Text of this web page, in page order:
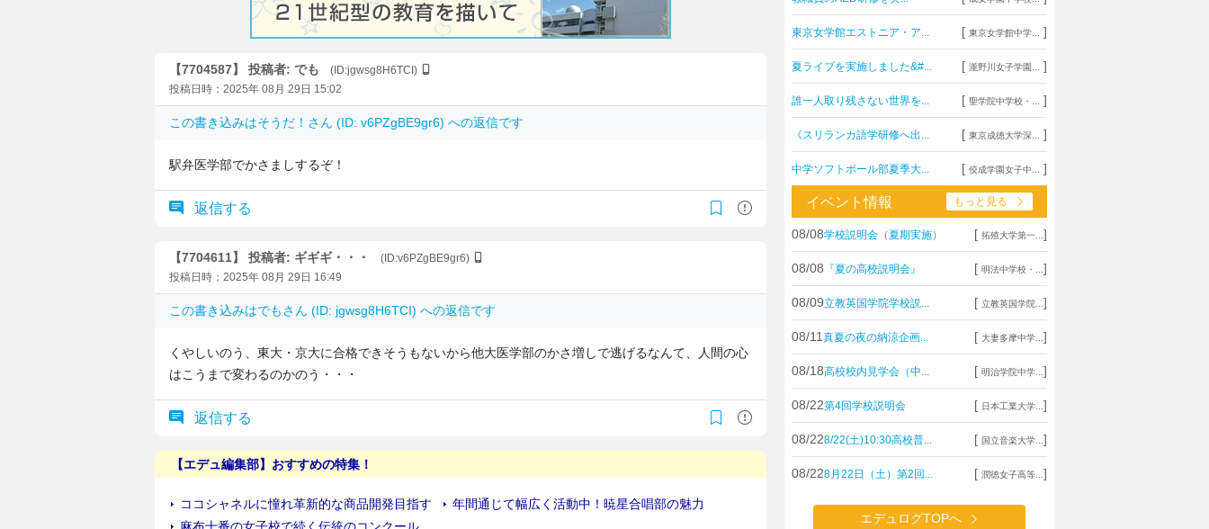
【7704587】 投稿者: でも
(ID:jgwsg8H6TCI)
投稿日時：2025年 08月 29日 15:02
この書き込みはそうだ！ さん (ID: v6PZgBE9gr6) への返信です
駅弁医学部でかさましするぞ！
返信する
【7704611】 投稿者: ギギギ・・・
(ID:v6PZgBE9gr6)
投稿日時：2025年 08月 29日 16:49
この書き込みはでもさん (ID: jgwsg8H6TCI) への返信です
くやしいのう、東大・京大に合格できそうもないから他大医学部のかさ増しで逃げるなんて、人間の心
はこうまで変わるのかのう・・・
返信する
東京女学館エストニア・ア... [ 東京女学館中学... ]
夏ライブを実施しました&#... [ 瀧野川女子学園... ]
誰一人取り残さない世界を... [ 聖学院中学校・... ]
《スリランカ語学研修へ出... [ 東京成徳大学深... ]
中学ソフトボール部夏季大... [ 佼成学園女子中... ]
イベント情報 もっと見る
08/08学校説明会（夏期実施） [ 拓殖大学第一... ]
08/08 『夏の高校説明会』 [ 明法中学校・... ]
08/09立教英国学院学校説... [ 立教英国学院... ]
08/11 真夏の夜の納涼企画... [ 大妻多摩中学... ]
08/18高校校内見学会（中... [ 明治学院中学... ]
08/22第4回学校説明会 [ 日本工業大学... ]
08/228/22(土)10:30高校普... [ 国立音楽大学... ]
08/228月22日（土）第2回... [ 潤徳女子高等... ]
エデュログTOPへ